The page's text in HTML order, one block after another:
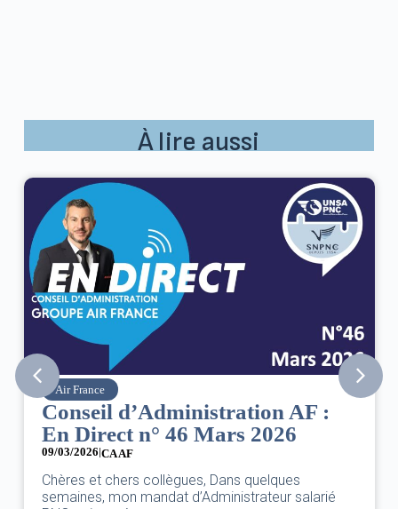
À lire aussi
Air France
Conseil d’Administration AF :
En Direct n° 46 Mars 2026
09/03/2026|CA AF
Chères et chers collègues, Dans quelques
semaines, mon mandat d’Administrateur salarié